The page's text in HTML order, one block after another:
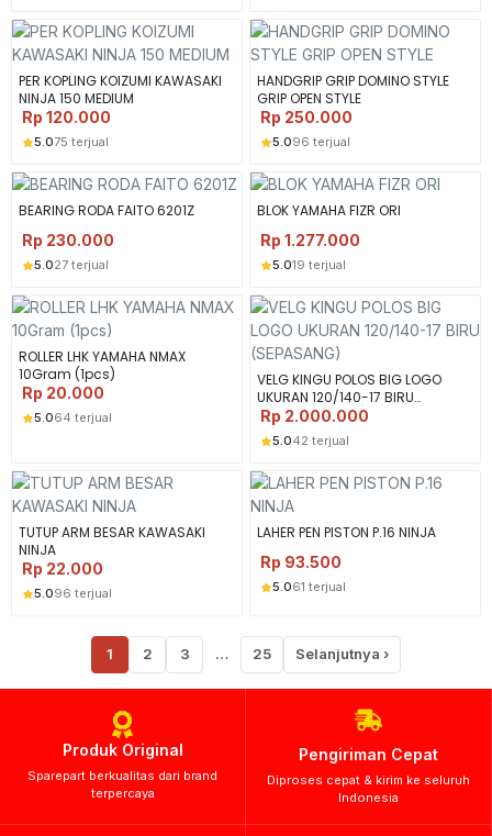
PER KOPLING KOIZUMI KAWASAKI
NINJA 150 MEDIUM
Rp 120.000
5.075 terjual
HANDGRIP GRIP DOMINO STYLE
GRIP OPEN STYLE
Rp 250.000
5.096 terjual
BEARING RODA FAITO 6201Z
Rp 230.000
5.027 terjual
BLOK YAMAHA FIZR ORI
Rp 1.277.000
5.019 terjual
ROLLER LHK YAMAHA NMAX
10Gram (1pcs)
Rp 20.000
5.064 terjual
VELG KINGU POLOS BIG LOGO
UKURAN 120/140-17 BIRU
(SEPASANG)
Rp 2.000.000
5.042 terjual
TUTUP ARM BESAR KAWASAKI
NINJA
Rp 22.000
5.096 terjual
LAHER PEN PISTON P.16 NINJA
Rp 93.500
5.061 terjual
1 2 3 … 25 Selanjutnya ›
Produk Original
Sparepart berkualitas dari brand
terpercaya
Pengiriman Cepat
Diproses cepat & kirim ke seluruh
Indonesia